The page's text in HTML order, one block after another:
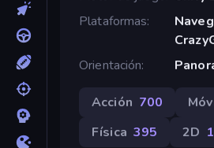
Plataformas
Orientación
Acción 700
Física 395 2D